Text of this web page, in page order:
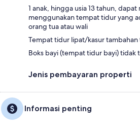
1 anak, hingga usia 13 tahun,
menggunakan tempat tidur yang
orang tua atau wali
Tempat tidur lipat/kasur
Boks bayi (tempat tidur bayi) tidak
Jenis pembayaran properti
Informasi penting